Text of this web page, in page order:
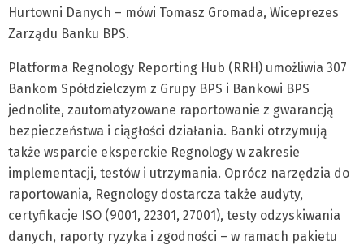
Hurtowni Danych – mówi Tomasz Gromada, Wiceprezes
Zarządu Banku BPS.
Platforma Regnology Reporting Hub (RRH) umożliwia 307
Bankom Spółdzielczym z Grupy BPS i Bankowi BPS
jednolite, zautomatyzowane raportowanie z gwarancją
bezpieczeństwa i ciągłości działania. Banki otrzymują
także wsparcie eksperckie Regnology w zakresie
implementacji, testów i utrzymania. Oprócz narzędzia do
raportowania, Regnology dostarcza także audyty,
certyfikacje ISO (9001, 22301, 27001), testy odzyskiwania
danych, raporty ryzyka i zgodności – w ramach pakietu